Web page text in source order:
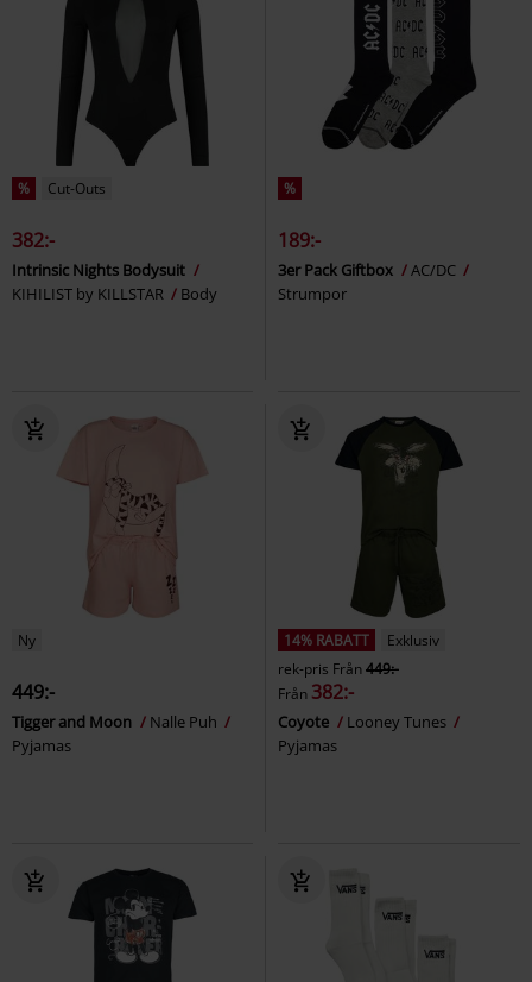
% Cut-Outs
382:-
Intrinsic Nights Bodysuit
KIHILIST by KILLSTAR
Body
%
189:-
3er Pack Giftbox
AC/DC
Strumpor
Ny
449:-
Tigger and Moon
Nalle Puh
Pyjamas
14% RABATT
Exklusiv
rek-pris Från449:-
Från 382:-
Coyote
Looney Tunes
Pyjamas